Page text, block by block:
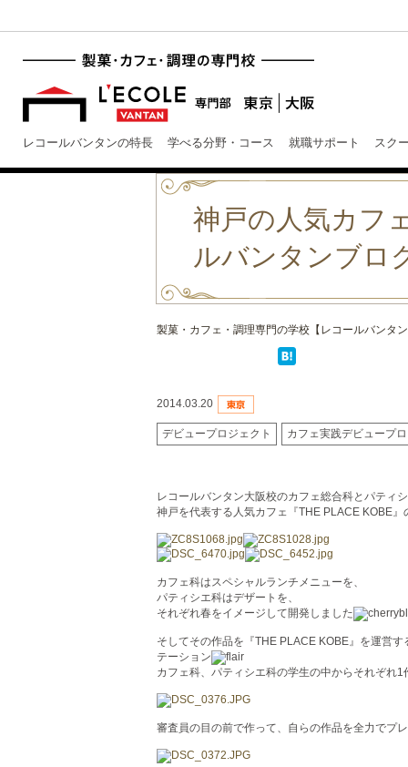
レコールバンタンの特長 学べる分野・コース 就職サポート スク
神戸の人気カフ
ルバンタンブロ
製菓・カフェ・調理専門の学校【レコールバンタ
2014.03.20
デビュープロジェクト カフェ実践デビュープ
レコールバンタン大阪校のカフェ総合科とパティ
神戸を代表する人気カフェ『THE PLACE KOBE
カフェ科はスペシャルランチメニューを、
パティシエ科はデザートを、
それぞれ春をイメージして開発しました
そしてその作品を『THE PLACE KOBE』を運営
テーション
カフェ科、パティシエ科の学生の中からそれぞれ
審査員の目の前で作って、自らの作品を全力でプ